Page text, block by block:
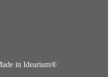
in Idearium®